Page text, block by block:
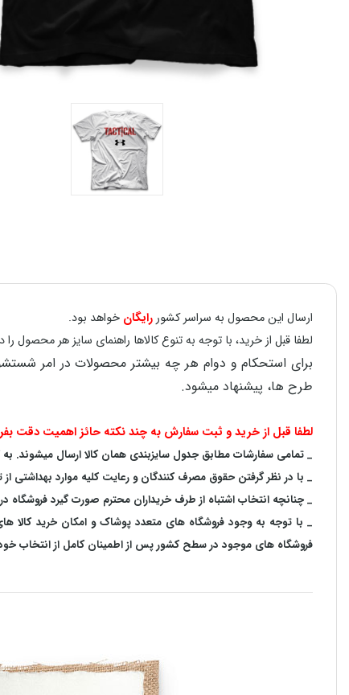
ارسال این محصول به سراسر کشوررایگان خواهد بود.
لطفا قبل از خرید، با توجه به تنوع کالاها راهنمای سایز هر
طرح ها، پیشنهاد میشود.
لطفا قبل از خرید و ثبت سفارش به چند نکته حائز اهمیت دقت
_ تمامی سفارشات مطابق جدول سایزبندی همان کالا ارسال میشوند.
_ با در نظر گرفتن حقوق مصرف کنندگان و رعایت کلیه موارد بهداشتی
_ چنانچه انتخاب اشتباه از طرف خریداران محترم صورت گیرد
_ با توجه به‌ وجود فروشگاه های متعدد‌ پوشاک و امکان خرید کالا
فروشگاه های موجود در سطح کشور پس از اطمینان کامل از انتخاب خود